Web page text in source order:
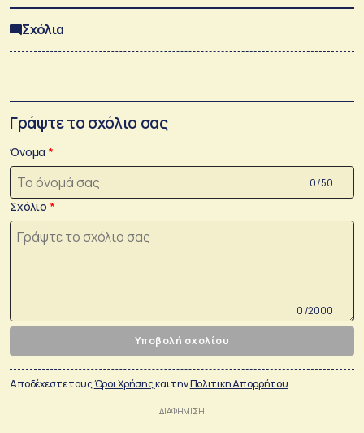
Σχόλια
Γράψτε το σχόλιο σας
Όνομα
0 /50
Σχόλιο
0 /2000
Υποβολή σχολίου
Αποδέχεστε τουςΌροι Χρήσηςκαι τηνΠολιτικη Απορρήτου